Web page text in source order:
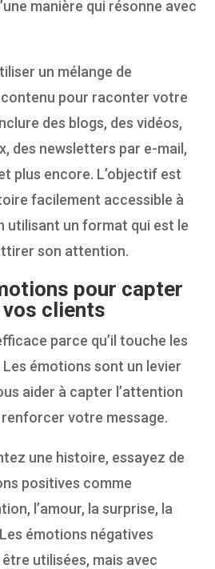
manière qui résonne avec
un mélange de
pour raconter votre
des blogs, des vidéos,
des newsletters par e-mail,
plus encore. L’objectif est
facilement accessible à
utilisant un format qui est le
son attention.
pour capter
vos clients
parce qu’il touche les
émotions sont un levier
aider à capter l’attention
votre message.
une histoire, essayez de
positives comme
l’amour, la surprise, la
émotions négatives
utilisées, mais avec